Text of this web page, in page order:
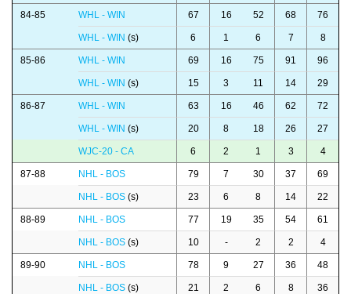
84-85 WHL - WIN 67 16 52 68 76
WHL - WIN (s) 6 1 6 7 8
85-86 WHL - WIN 69 16 75 91 96
WHL - WIN (s) 15 3 11 14 29
86-87 WHL - WIN 63 16 46 62 72
WHL - WIN (s) 20 8 18 26 27
WJC-20 - CA 6 2 1 3 4
87-88 NHL - BOS 79 7 30 37 69
NHL - BOS (s) 23 6 8 14 22
88-89 NHL - BOS 77 19 35 54 61
NHL - BOS (s) 10 - 2 2 4
89-90 NHL - BOS 78 9 27 36 48
NHL - BOS (s) 21 2 6 8 36